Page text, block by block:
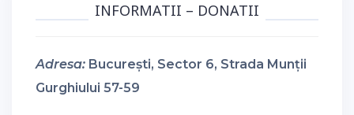
INFORMATII – DONATII
Adresa: București, Sector 6, Strada Munții
Gurghiului 57-59